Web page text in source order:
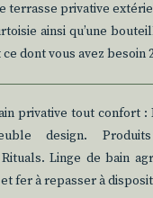
terrasse privative
ainsi qu’une
dont vous avez besoin
privative tout confort :
design.
Linge de bain
fer à repasser à